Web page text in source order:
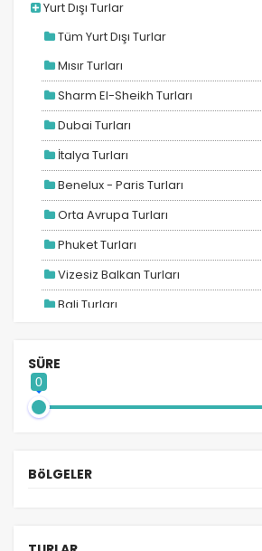
Yurt Dışı Turlar
Tüm Yurt Dışı Turlar
Mısır Turları
Sharm El-Sheikh Turları
Dubai Turları
İtalya Turları
Benelux - Paris Turları
Orta Avrupa Turları
Phuket Turları
Vizesiz Balkan Turları
Bali Turları
Ara Tatil Turları
Adana Hareketli Benelüx Turları
Adana Hareketli Turlar
SÜRE
0
BöLGELER